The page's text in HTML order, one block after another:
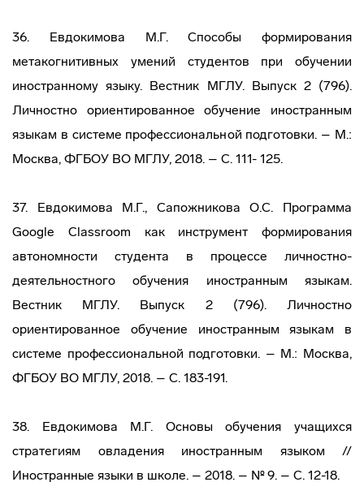
36. Евдокимова М.Г. Способы формирования
метакогнитивных умений студентов при обучении
иностранному языку. Вестник МГЛУ. Выпуск 2 (796).
Личностно ориентированное обучение иностранным
языкам в системе профессиональной подготовки. – М.:
Москва, ФГБОУ ВО МГЛУ, 2018. – С. 111- 125.
37. Евдокимова М.Г., Сапожникова О.С. Программа
Google Classroom как инструмент формирования
автономности студента в процессе личностно-
деятельностного обучения иностранным языкам.
Вестник МГЛУ. Выпуск 2 (796). Личностно
ориентированное обучение иностранным языкам в
системе профессиональной подготовки. – М.: Москва,
ФГБОУ ВО МГЛУ, 2018. – С. 183-191.
38. Евдокимова М.Г. Основы обучения учащихся
стратегиям овладения иностранным языком //
Иностранные языки в школе. – 2018. – № 9. – С. 12-18.